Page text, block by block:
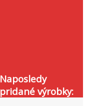
Naposledy
pridané výrobky: